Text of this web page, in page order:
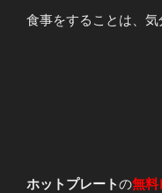
食事をすることは、
ホットプレートの無料